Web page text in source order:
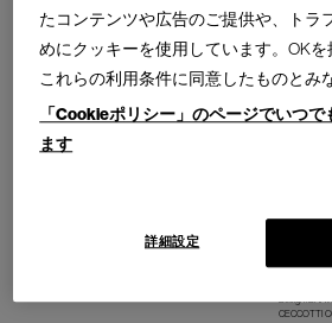
BESIDE YOU
ビサイド ユー サイドテーブル
Design : NOE DUCHAUFOUR-LAWRANCE
CECCOTTI COLLEZIONI
ブラ
Design :
CECCOTTI
CROIX
クロ
Design :
CECCOTTI
たコンテンツや広告のご提供や、トラ
めにクッキーを使用しています。OK
これらの利用条件に同意したものとみ
「Cookieポリシー」のページでいつ
ます
詳細設定